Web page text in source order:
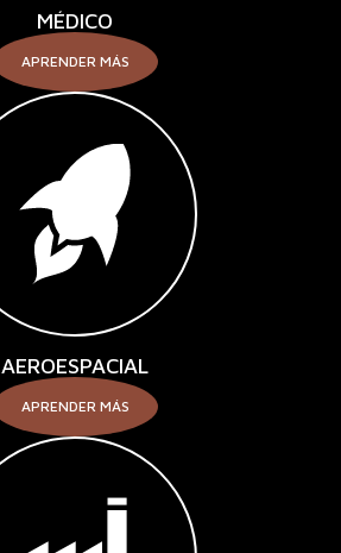
MÉDICO
APRENDER MÁS
AEROESPACIAL
APRENDER MÁS